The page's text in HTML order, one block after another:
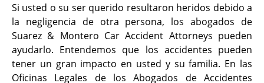
Si usted o su ser querido resultaron heridos debido a
la negligencia de otra persona, los abogados de
Suarez & Montero Car Accident Attorneys pueden
ayudarlo. Entendemos que los accidentes pueden
tener un gran impacto en usted y su familia. En las
Oficinas Legales de los Abogados de Accidentes